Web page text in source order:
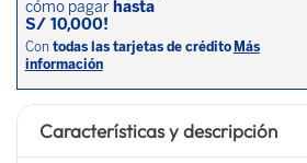
Características y descripción